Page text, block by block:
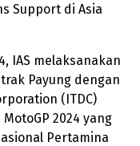
Support di Asia
IAS melaksanakan
Payung dengan
(ITDC)
2024 yang
Pertamina